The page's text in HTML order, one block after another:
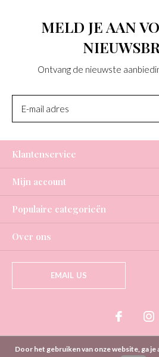
MELD JE AAN
Ontvang de nieuwste
Klantenservice
Mijn account
Populaire categorieën
Over ons
EMAIL US
Door het gebruiken van onze website, ga